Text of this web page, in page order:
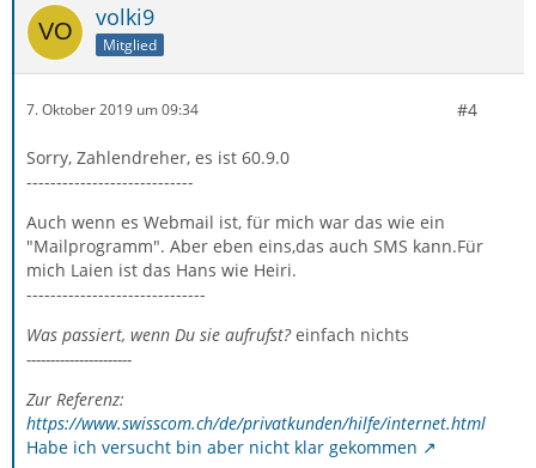
volki9
Mitglied
7. Oktober 2019 um 09:34 #4
Sorry, Zahlendreher, es ist 60.9.0
----------------------------
Auch wenn es Webmail ist, für mich war das wie ein
"Mailprogramm". Aber eben eins,das auch SMS kann.Für
mich Laien ist das Hans wie Heiri.
------------------------------
Was passiert, wenn Du sie aufrufst?einfach nichts
----------------------
Zur Referenz:
https://www.swisscom.ch/de/privatkunden/hilfe/internet.html
Habe ich versucht bin aber nicht klar gekommen